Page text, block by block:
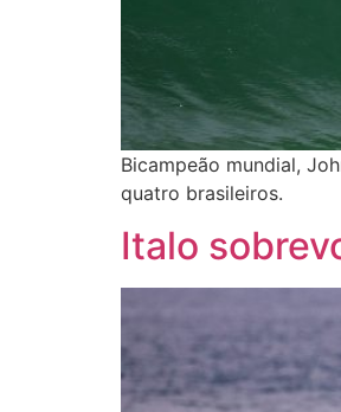
Bicampeão mundial,
quatro brasileiros.
Italo